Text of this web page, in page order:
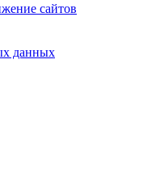
сайтов
данных